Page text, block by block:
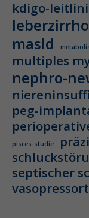
kdigo-
masld
multiples
nephro-
peg-
pisces-studie
septischer